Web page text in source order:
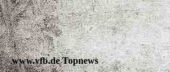
www.vfb.de Topnews